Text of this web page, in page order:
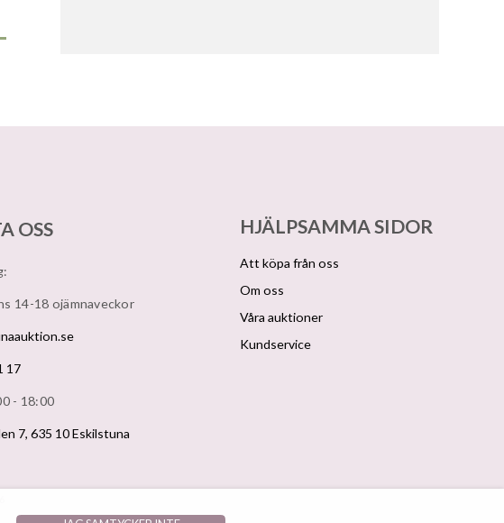
OSS
14-18 ojämnaveckor
17
- 18:00
7, 635 10 Eskilstuna
HJÄLPSAMMA SIDOR
Att köpa från oss
Om oss
Våra auktioner
Kundservice